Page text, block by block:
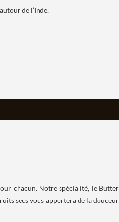
de l’Inde.
chacun. Notre spécialité, le Butter
secs vous apportera de la douceur